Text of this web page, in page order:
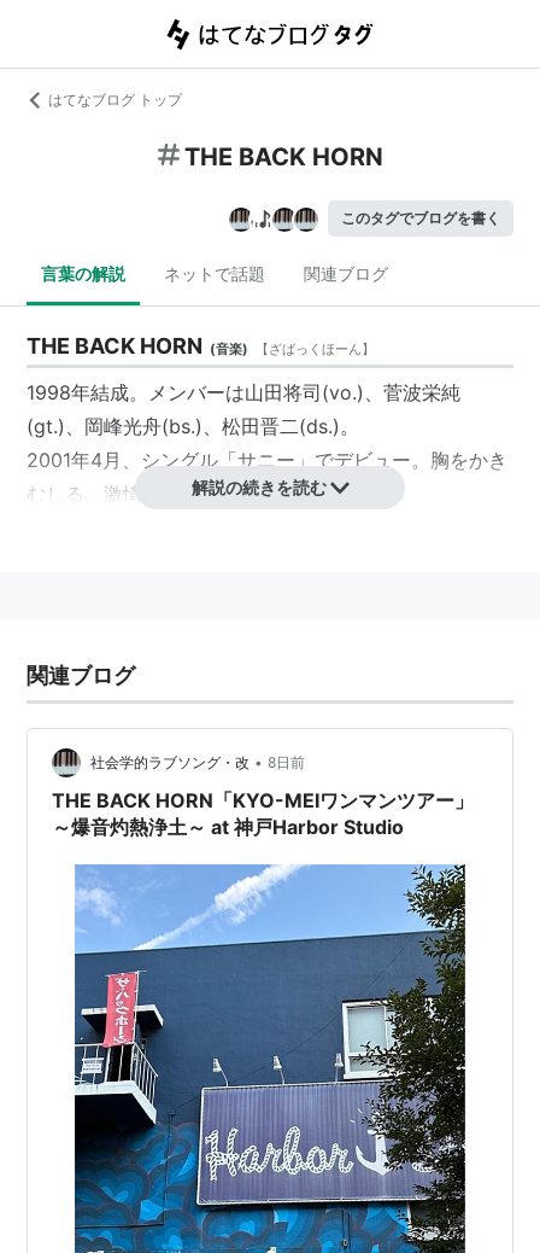
はてなブログ トップ
THE BACK HORN
このタグでブログを書く
言葉の解説 ネットで話題 関連ブログ
THE BACK HORN (音楽) 【ざばっくほーん】
1998年結成。メンバーは山田将司(vo.)、菅波栄純
(gt.)、岡峰光舟(bs.)、松田晋二(ds.)。
2001年4月、シングル「サニー」でデビュー。胸をかき
むしる、激情型の詞とサウンドが特徴。
Single
Indies 1st Single「風船」
2000.9.25（ASIN:B00005IW9G）
1st Single「サニー」
2001.4.25（ASIN:B00005HY07）
2nd Single「空、星、海の夜」
2001.8.22（ASIN:B00005MMN5）
3rd Single「世界樹の下で」
2002.5.29（ASIN:B000065EEY
4th Single「涙がこぼれたら」
2002.8.28（
ASIN:B00006BH1X）
5th Single「未来」
2003.1.22（
ASIN:B00007KL2V）〜映画「アカル
イミライ」（ASIN:B00009CHC6）主題歌
6th Single「光の結晶」
2003.6.18（ASIN:B00009KM3S）
7th Single「生命線」
2003.8.20（ASIN:B0000AFOL3）
解説の続きを読む
関連ブログ
社会学的ラブソング・改 • 8日前
THE BACK HORN「KYO-MEIワンマンツアー」
～爆音灼熱浄土～ at 神戸Harbor Studio